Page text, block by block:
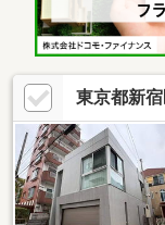
東京都新